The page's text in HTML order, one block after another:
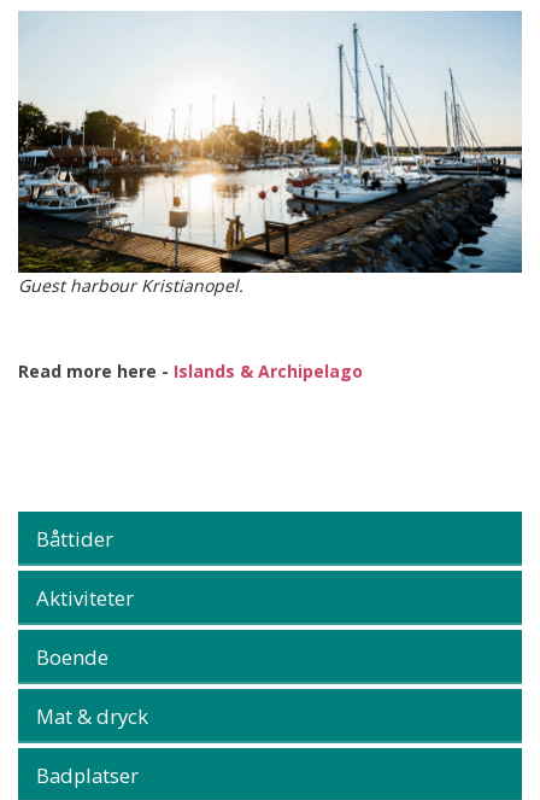
Guest harbour Kristianopel.
Read more here - Islands & Archipelago
Båttider
Aktiviteter
Boende
Mat & dryck
Badplatser